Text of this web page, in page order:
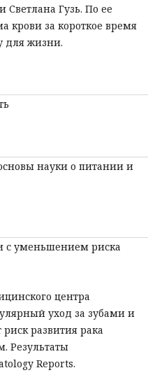
Светлана Гузь. По ее
крови за короткое время
для жизни.
науки о питании и
с уменьшением риска
центра
уход за зубами и
развития рака
Результаты
Reports.